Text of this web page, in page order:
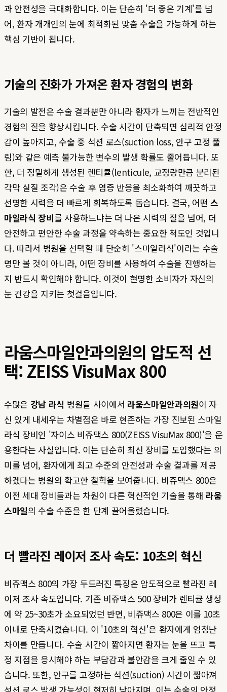
과 안전성을 극대화합니다. 이는 단순히 '더 좋은 기계'를 넘
어, 환자 개개인의 눈에 최적화된 맞춤 수술을 가능하게 하는
핵심 기반이 됩니다.
기술의 진화가 가져온 환자 경험의 변화
기술의 발전은 수술 결과뿐만 아니라 환자가 느끼는 전반적인
경험의 질을 향상시킵니다. 수술 시간이 단축되면 심리적 안정
감이 높아지고, 수술 중 석션 로스(suction loss, 안구 고정 풀
림)와 같은 예측 불가능한 변수의 발생 확률도 줄어듭니다. 또
한, 더 정밀하게 생성된 렌티큘(lenticule, 교정량만큼 분리된
각막 실질 조각)은 수술 후 염증 반응을 최소화하여 깨끗하고
선명한 시력을 더 빠르게 회복하도록 돕습니다. 결국, 어떤스
마일라식 장비를 사용하느냐는 더 나은 시력의 질을 넘어, 더
안전하고 편안한 수술 과정을 약속하는 중요한 척도인 것입니
다. 따라서 병원을 선택할 때 단순히 '스마일라식'이라는 수술
명만 볼 것이 아니라, 어떤 장비를 사용하여 수술을 진행하는
지 반드시 확인해야 합니다. 이것이 현명한 소비자가 자신의
눈 건강을 지키는 첫걸음입니다.
라움스마일안과의원의 압도적 선
택: ZEISS VisuMax 800
수많은 강남 라식 병원들 사이에서 라움스마일안과의원이 자
신 있게 내세우는 차별점은 바로 현존하는 가장 진보된 스마일
라식 장비인 '자이스 비쥬맥스 800(ZEISS VisuMax 800)'을 운
용한다는 사실입니다. 이는 단순히 최신 장비를 도입했다는 의
미를 넘어, 환자에게 최고 수준의 안전성과 수술 결과를 제공
하겠다는 병원의 확고한 철학을 보여줍니다. 비쥬맥스 800은
이전 세대 장비들과는 차원이 다른 혁신적인 기술을 통해 라움
스마일의 수술 수준을 한 단계 끌어올렸습니다.
더 빨라진 레이저 조사 속도: 10초의 혁신
비쥬맥스 800의 가장 두드러진 특징은 압도적으로 빨라진 레
이저 조사 속도입니다. 기존 비쥬맥스 500 장비가 렌티큘 생성
에 약 25~30초가 소요되었던 반면, 비쥬맥스 800은 이를 10초
이내로 단축시켰습니다. 이 '10초의 혁신'은 환자에게 엄청난
차이를 만듭니다. 수술 시간이 짧아지면 환자는 눈을 뜨고 특
정 지점을 응시해야 하는 부담감과 불안감을 크게 줄일 수 있
습니다. 또한, 안구를 고정하는 석션(suction) 시간이 짧아져